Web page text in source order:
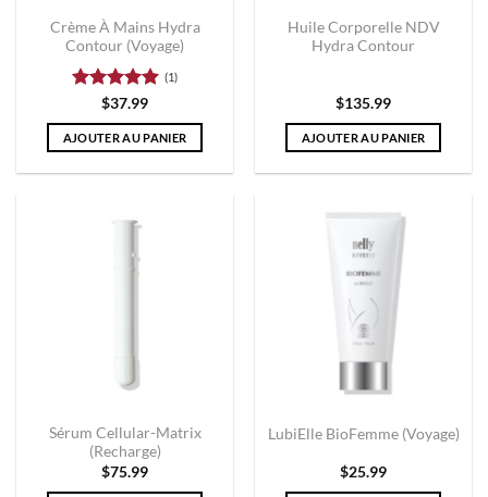
Crème À Mains Hydra
Contour (Voyage)
Note5sur
5
(1)
$37.99
AJOUTER AU PANIER
Huile Corporelle NDV
Hydra Contour
$135.99
AJOUTER AU PANIER
Sérum Cellular-Matrix
(Recharge)
$75.99
LubiElle BioFemme (Voyage)
$25.99